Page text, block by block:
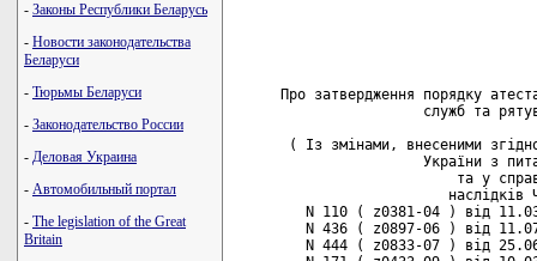
- Законы Республики Беларусь
- Новости законодательства
Беларуси
- Тюрьмы Беларуси
- Законодательство России
- Деловая Украина
- Автомобильный портал
- The legislation of the Great
Britain